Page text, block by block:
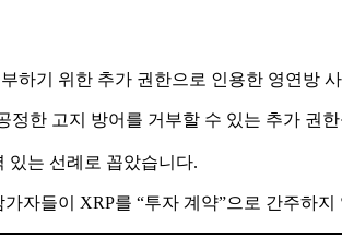
하기 위한 추가 권한으로 인용한 영연방
한 고지 방어를 거부할 수 있는 추가 권
있는 선례로 꼽았습니다.
자들이 XRP를 “투자 계약”으로 간주하